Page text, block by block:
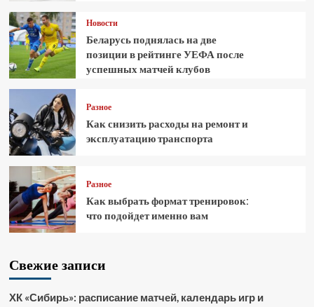
Новости
Беларусь поднялась на две
позиции в рейтинге УЕФА после
успешных матчей клубов
Разное
Как снизить расходы на ремонт и
эксплуатацию транспорта
Разное
Как выбрать формат тренировок:
что подойдет именно вам
Свежие записи
ХК «Сибирь»: расписание матчей, календарь игр и